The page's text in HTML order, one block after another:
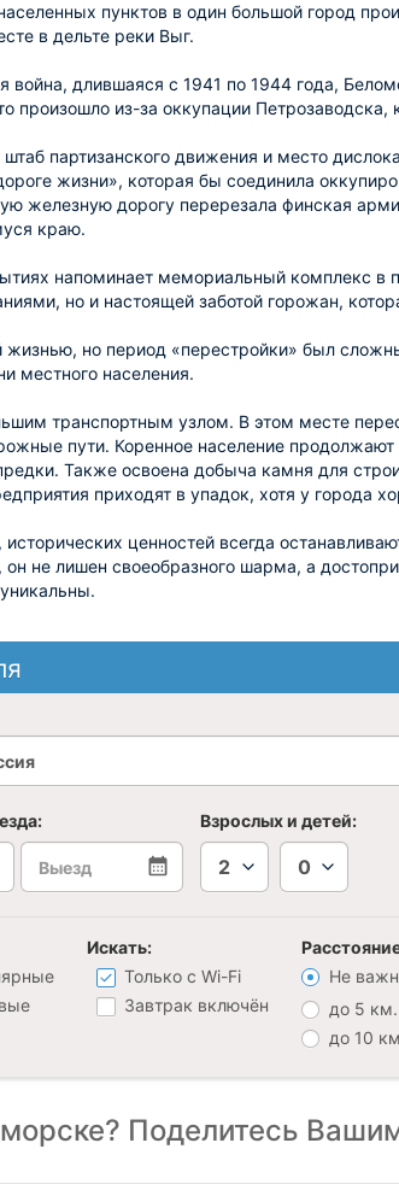
пунктов в один большой город
в дельте реки Выг.
война, длившаяся с 1941 по 1944 года,
произошло из-за оккупации
партизанского движения и место
жизни», которая бы соединила
железную дорогу перерезала финская
краю.
напоминает мемориальный комплекс в
но и настоящей заботой горожан,
но период «перестройки» был
местного населения.
транспортным узлом. В этом месте
пути. Коренное население
Также освоена добыча камня для
приходят в упадок, хотя у города
ценностей всегда
не лишен своеобразного шарма, а
Взрослых и детей:
2 0
Искать:
Только с Wi-Fi
Завтрак включён
Не
до 5 км.
до 10
Поделитесь